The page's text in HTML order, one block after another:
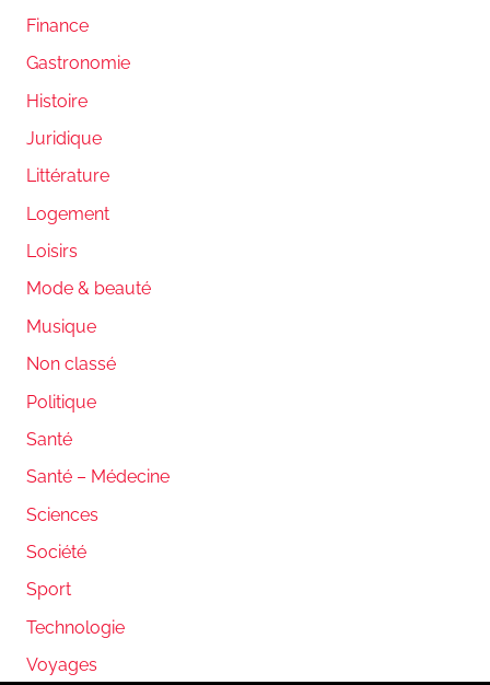
Finance
Gastronomie
Histoire
Juridique
Littérature
Logement
Loisirs
Mode & beauté
Musique
Non classé
Politique
Santé
Santé – Médecine
Sciences
Société
Sport
Technologie
Voyages